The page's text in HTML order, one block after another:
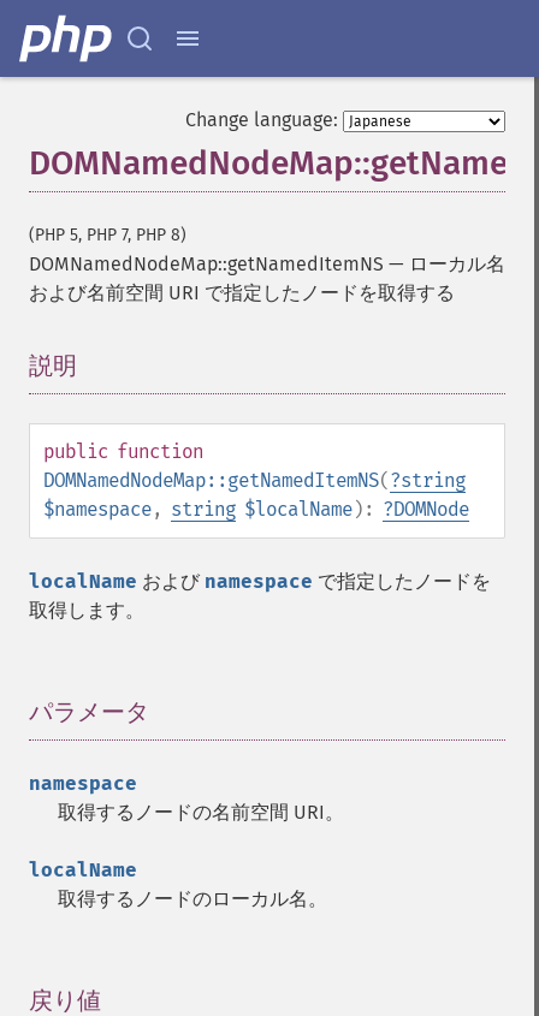
Change language:
(PHP 5, PHP 7, PHP 8)
DOMNamedNodeMap::getNamedItemNS — ローカル名
および名前空間 URI で指定したノードを取得する
説明
public function
DOMNamedNodeMap::getNamedItemNS(?string
$namespace, string $localName): ?DOMNode
localName および namespace で指定したノードを
取得します。
パラメータ
namespace
取得するノードの名前空間 URI。
localName
取得するノードのローカル名。
戻り値